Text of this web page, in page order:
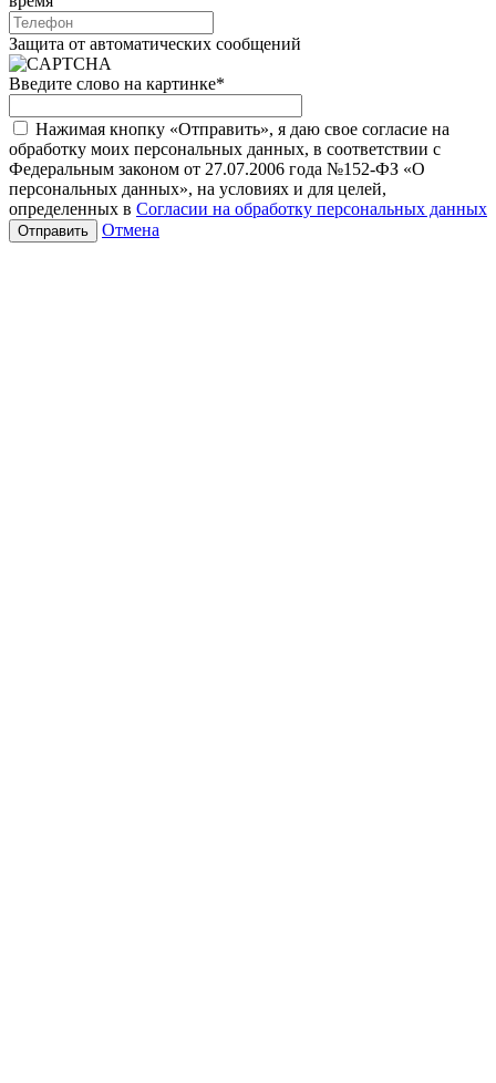
Защита от автоматических сообщений
Введите слово на картинке*
Нажимая кнопку «Отправить», я даю свое согласие на
обработку моих персональных данных, в соответствии с
Федеральным законом от 27.07.2006 года №152-ФЗ «О
персональных данных», на условиях и для целей,
определенных в Согласии на обработку персональных данных
Отмена